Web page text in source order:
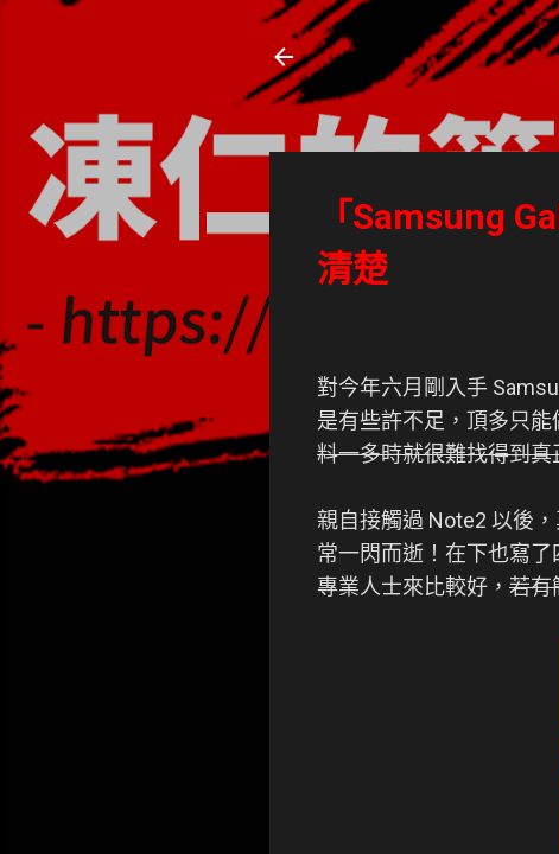
凍仁的筆記
- https://note.drx.tw
「Samsung
清楚
對今年六月剛入手
是有些許不足，頂多只
料一多時就很難找得到
親自接觸過 Note2 以後
常一閃而逝！在下也寫
專業人士來比較好， 若有